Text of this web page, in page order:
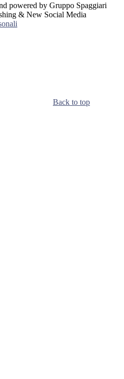
powered by Gruppo Spaggiari
& New Social Media
Back to top